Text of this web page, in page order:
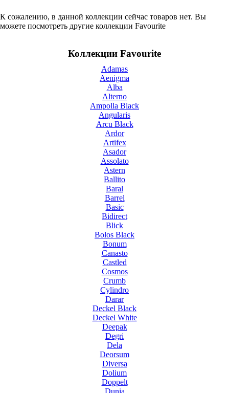
К сожалению, в данной коллекции сейчас товаров нет. Вы
можете посмотреть другие коллекции Favourite
Коллекции Favourite
Adamas
Aenigma
Alba
Alterno
Ampolla Black
Angularis
Arcu Black
Ardor
Artifex
Asador
Assolato
Astern
Ballito
Baral
Barrel
Basic
Bidirect
Blick
Bolos Black
Bonum
Canasto
Castled
Cosmos
Crumb
Cylindro
Darar
Deckel Black
Deckel White
Deepak
Degri
Dela
Deorsum
Diversa
Dolium
Doppelt
Dunia